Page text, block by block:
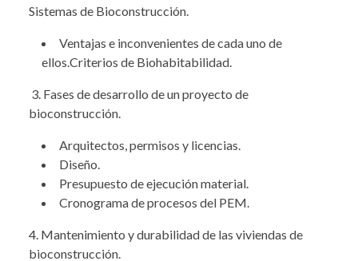
Sistemas de Bioconstrucción.
Ventajas e inconvenientes de cada uno de
ellos.Criterios de Biohabitabilidad.
3. Fases de desarrollo de un proyecto de
bioconstrucción.
Arquitectos, permisos y licencias.
Diseño.
Presupuesto de ejecución material.
Cronograma de procesos del PEM.
4. Mantenimiento y durabilidad de las viviendas de
bioconstrucción.